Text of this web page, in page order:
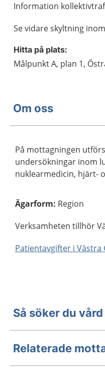
Information
Se vidare skyltning
Hitta på plats:
Målpunkt A, plan 1,
Om oss
På mottagningen
undersökningar inom
nuklearmedicin, hjärt-
Ägarform: Region
Verksamheten tillhör
Patientavgifter i
Så söker du
Relaterade